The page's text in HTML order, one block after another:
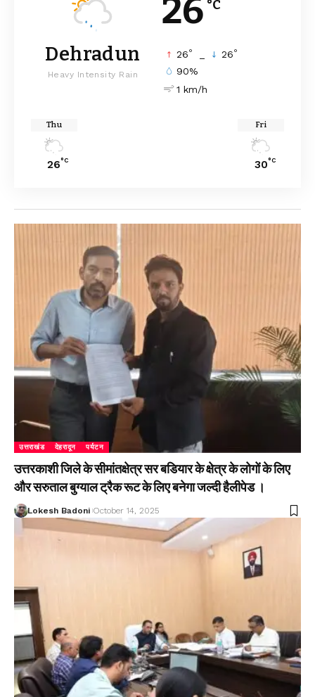
26 °C
Dehradun
Heavy Intensity Rain
26° 26°
90%
1 km/h
Thu
26°C
Fri
30°C
उत्तराखंड देहरादून पर्यटन
उत्तरकाशी जिले के सीमांतक्षेत्र सर बडियार के क्षेत्र के लोगों के लिए
और सरुताल बुग्याल ट्रैक रूट के लिए बनेगा जल्दी हैलीपेड ।
Lokesh Badoni October 14, 2025